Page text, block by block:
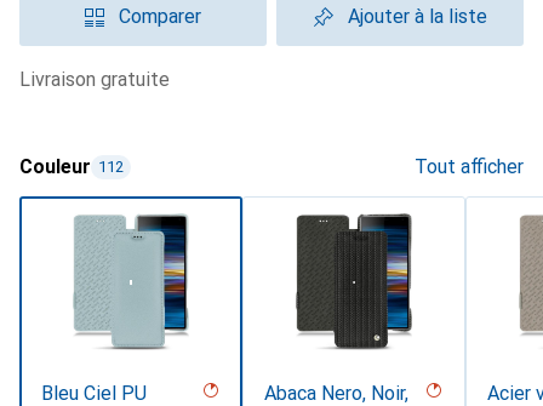
Comparer Ajouter à la liste
livraison gratuite
Couleur 112 Tout afficher
Bleu Ciel PU
Abaca Nero, Noir,
Acier